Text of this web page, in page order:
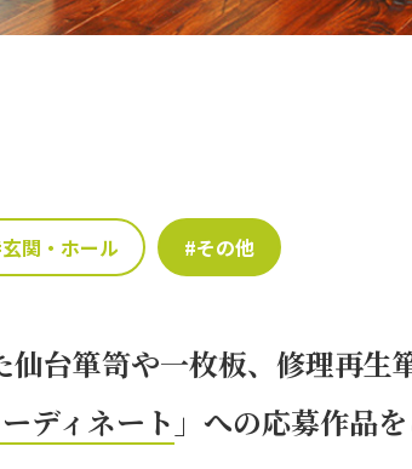
関・ホール #その他
台箪笥や一枚板、修理再生
ディネート 」への応募作品を